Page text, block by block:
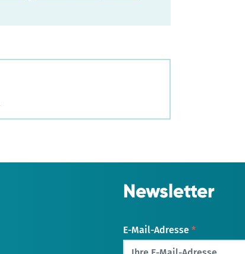
Newsletter
E-Mail-Adresse *